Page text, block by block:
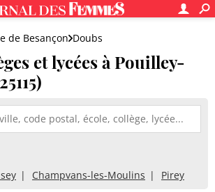
de Besançon Doubs
et lycées à Pouilley-
Champvans-les-Moulins Pirey